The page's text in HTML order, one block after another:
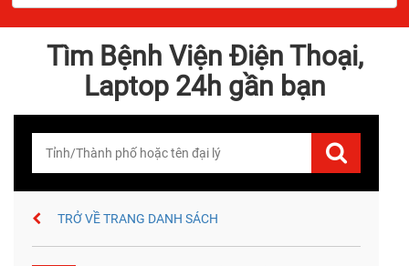
Tìm Bệnh Viện Điện Thoại,
Laptop 24h gần bạn
TRỞ VỀ TRANG DANH SÁCH